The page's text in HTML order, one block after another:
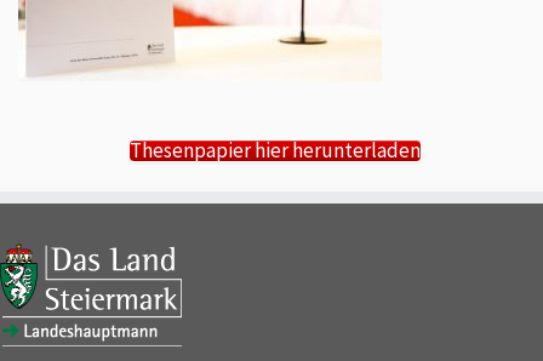
Thesenpapier hier herunterladen